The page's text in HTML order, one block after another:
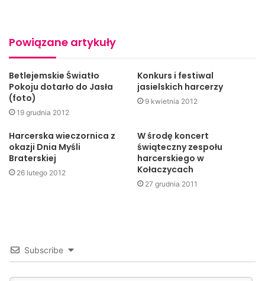
urodzili się właśnie 22 lutego. On w 1857 roku, ona w 1889
roku. W tym dniu przypomina się o głównych wartościach
ruchu skautowego i harcerskiego – o przyjaźni,
braterstwie, współpracy, szacunku dla drugiego człowieka.
Tego dnia skauci i harcerze spotykają się ze sobą i
pozdrowienia. Święto to symbolizuje braterstwo łączące
ludzi różnych klas społecznych, przekonań, narodowości,
ras, religii i pokoleń.
Powiązane artykuły
Betlejemskie Światło
Pokoju dotarło do Jasła
(foto)
19 grudnia 2012
Konkurs i festiwal
jasielskich harcerzy
9 kwietnia 2012
Harcerska wieczornica z
okazji Dnia Myśli
Braterskiej
26 lutego 2012
W środę koncert
świąteczny zespołu
harcerskiego w
Kołaczycach
27 grudnia 2011
Subscribe